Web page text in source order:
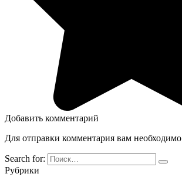
Добавить комментарий
Для отправки комментария вам необходимо
Search for:
Рубрики